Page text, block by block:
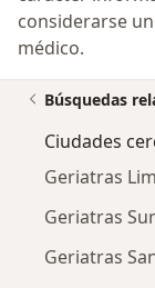
considerarse
médico.
Búsquedas
Ciudades
Geriatras
Geriatras
Geriatras